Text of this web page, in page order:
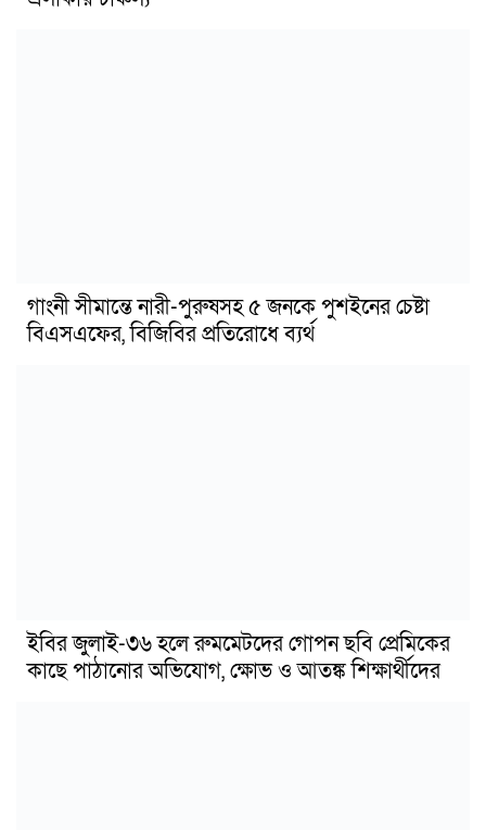
গাংনী সীমান্তে নারী-পুরুষসহ ৫ জনকে পুশইনের চেষ্টা
বিএসএফের, বিজিবির প্রতিরোধে ব্যর্থ
ইবির জুলাই-৩৬ হলে রুমমেটদের গোপন ছবি প্রেমিকের
কাছে পাঠানোর অভিযোগ, ক্ষোভ ও আতঙ্ক শিক্ষার্থীদের